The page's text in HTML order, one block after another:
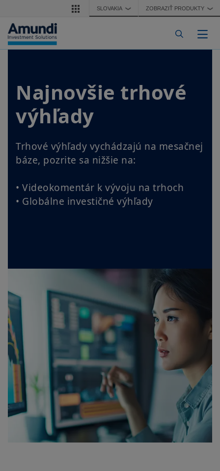
Skočiť na hlavný obsahSLOVAKIA ❯ ZOBRAZIŤ PRODUKTY ❯
Najnovšie trhové
výhľady
Trhové výhľady vychádzajú na mesačnej
báze, pozrite sa nižšie na:
• Videokomentár k vývoju na trhoch
• Globálne investičné výhľady